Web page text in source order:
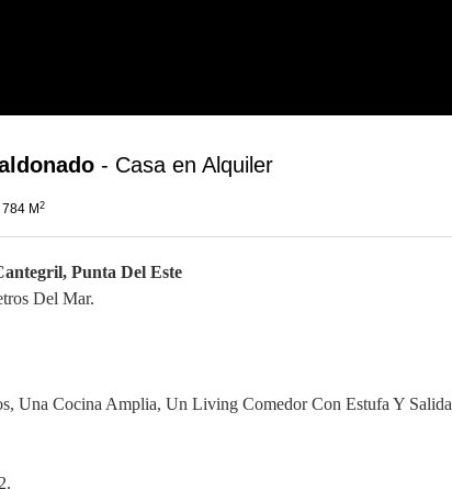
- Casa en Alquiler
M2
Punta Del Este
Del Mar.
Una Cocina Amplia, Un Living Comedor Con Estufa Y Salida